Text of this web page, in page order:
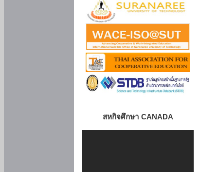
สหกิจศึกษา CANADA